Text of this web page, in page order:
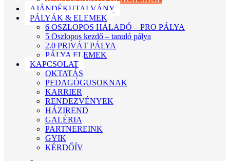
AJÁNDÉKUTALVÁNY
PÁLYÁK & ELEMEK
6 OSZLOPOS HALADÓ – PRO PÁLYA
5 Oszlopos kezdő – tanuló pálya
2.0 PRIVÁT PÁLYA
PÁLYA ELEMEK
KAPCSOLAT
OKTATÁS
PEDAGÓGUSOKNAK
KARRIER
RENDEZVÉNYEK
HÁZIREND
GALÉRIA
PARTNEREINK
GYIK
KÉRDŐÍV